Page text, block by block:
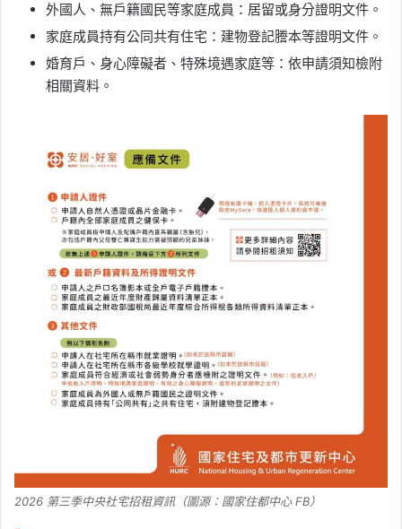
外國人、無戶籍國民等家庭成員：居留或身分證明文件。
家庭成員持有公同共有住宅：建物登記謄本等證明文件。
婚育戶、身心障礙者、特殊境遇家庭等：依申請須知檢附
相關資料。
2026 第三季中央社宅招租資訊（圖源：國家住都中心 FB）